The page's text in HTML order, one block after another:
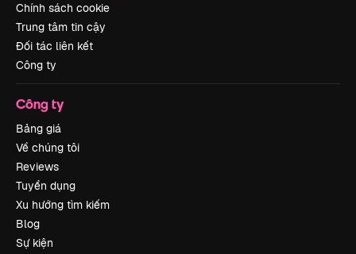
Chính sách cookie
Trung tâm tin cậy
Đối tác liên kết
Công ty
Công ty
Bảng giá
Về chúng tôi
Reviews
Tuyển dụng
Xu hướng tìm kiếm
Blog
Sự kiện